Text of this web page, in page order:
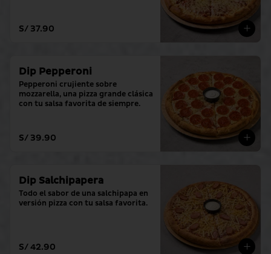
S/ 37.90
Dip Pepperoni
Pepperoni crujiente sobre
mozzarella, una pizza grande clásica
con tu salsa favorita de siempre.
S/ 39.90
Dip Salchipapera
Todo el sabor de una salchipapa en
versión pizza con tu salsa favorita.
S/ 42.90